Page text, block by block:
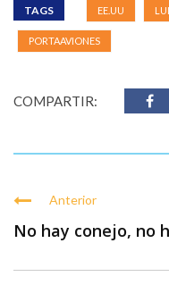
TAGS EE.UU
PORTAAVIONES
COMPARTIR:
Anterior
No hay conejo, no